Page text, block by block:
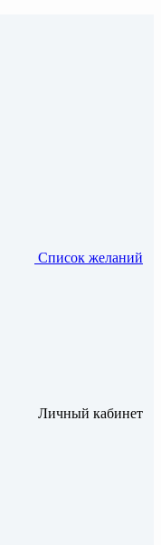
Список желаний
Личный кабинет